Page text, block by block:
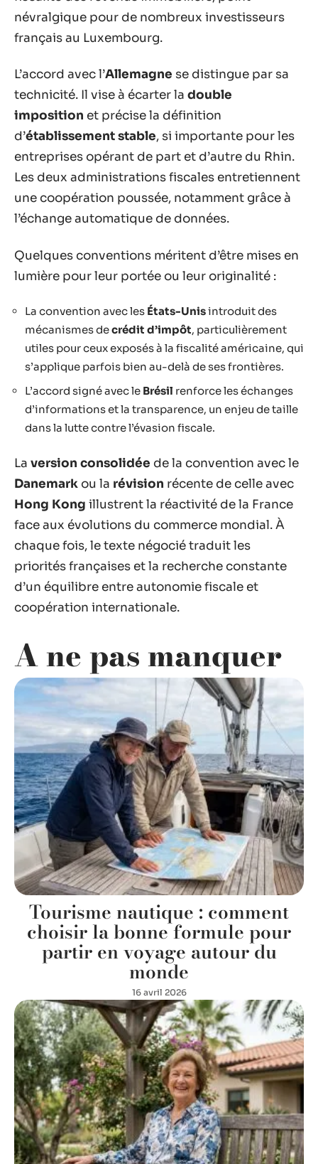
névralgique pour de nombreux investisseurs
français au Luxembourg.
L’accord avec l’Allemagne se distingue par sa
technicité. Il vise à écarter la double
imposition et précise la définition
d’établissement stable, si importante pour les
entreprises opérant de part et d’autre du Rhin.
Les deux administrations fiscales entretiennent
une coopération poussée, notamment grâce à
l’échange automatique de données.
Quelques conventions méritent d’être mises en
lumière pour leur portée ou leur originalité :
La convention avec les États-Unisintroduit des
mécanismes decrédit d’impôt, particulièrement
utiles pour ceux exposés à la fiscalité américaine, qui
s’applique parfois bien au-delà de ses frontières.
L’accord signé avec le Brésil renforce les échanges
d’informations et la transparence, un enjeu de taille
dans la lutte contre l’évasion fiscale.
La version consolidée de la convention avec le
Danemark ou la révision récente de celle avec
Hong Kong illustrent la réactivité de la France
face aux évolutions du commerce mondial. À
chaque fois, le texte négocié traduit les
priorités françaises et la recherche constante
d’un équilibre entre autonomie fiscale et
coopération internationale.
A ne pas manquer
Tourisme nautique : comment
choisir la bonne formule pour
partir en voyage autour du
monde
16 avril 2026